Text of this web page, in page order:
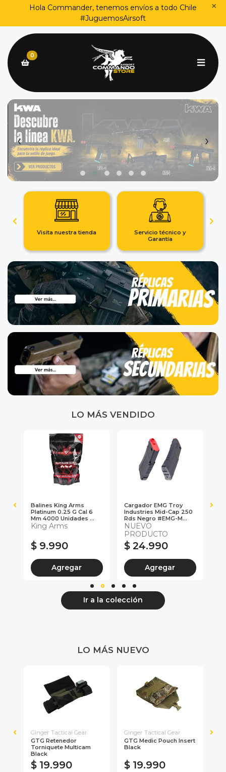
Hola Commander, tenemos envíos a todo Chile
#JuguemosAirsoft
×
0
‹ ›
Visita nuestra tienda
Servicio técnico y
Garantía
LO MÁS VENDIDO
Balines King Arms
Platinum 0.25 G Cal 6
Mm 4000 Unidades ...
King Arms
$ 9.990
Agregar
Cargador EMG Troy
Industries Mid-Cap 250
Rds Negro #EMG-M...
NUEVO
PRODUCTO
$ 24.990
Agregar
Ir a la colección
LO MÁS NUEVO
Ginger Tactical Gear
GTG Retenedor
Torniquete Multicam
Black
$ 19.990
Ginger Tactical Gear
GTG Medic Pouch Insert
Black
$ 19.990